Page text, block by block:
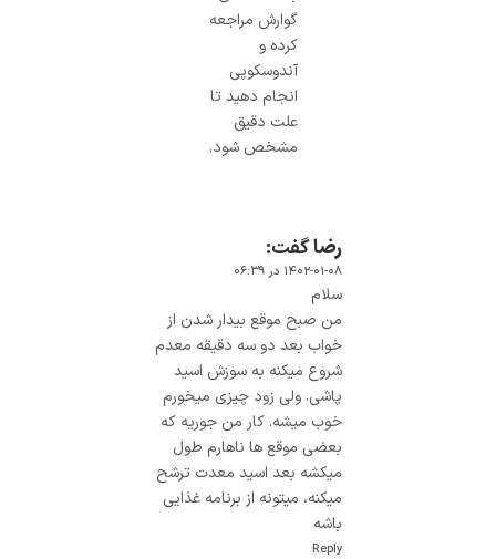
گوارش مراجعه
کرده و
آندوسکوپی
انجام دهید تا
علت دقیق
مشخص شود.
رضاگفت:
۱۴۰۲-۰۱-۰۸ در ۰۶:۳۹
سلام
من صبح موقع بیدار شدن از
خواب بعد دو سه دقیقه معدم
شروع میکنه به سوزش اسید
پاشی. ولی زود چیزی میخورم
خوب میشه. کار من جوریه که
بعضی موقع ها ناهارم طول‌
میکشه بعد اسید معدت ترشح
میکنه، میتونه از برنامه غذایی
باشه
Reply